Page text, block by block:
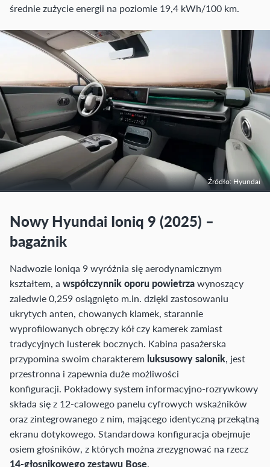
średnie zużycie energii na poziomie 19,4 kWh/100 km.
Źródło: Hyundai
Nowy Hyundai Ioniq 9 (2025) –
bagażnik
Nadwozie Ioniqa 9 wyróżnia się aerodynamicznym
kształtem, a współczynnik oporu powietrzawynoszący
zaledwie 0,259 osiągnięto m.in. dzięki zastosowaniu
ukrytych anten, chowanych klamek, starannie
wyprofilowanych obręczy kół czy kamerek zamiast
tradycyjnych lusterek bocznych. Kabina pasażerska
przypomina swoim charakterem luksusowy salonik, jest
przestronna i zapewnia duże możliwości
konfiguracji. Pokładowy system informacyjno-rozrywkowy
składa się z 12-calowego panelu cyfrowych wskaźników
oraz zintegrowanego z nim, mającego identyczną przekątną
ekranu dotykowego. Standardowa konfiguracja obejmuje
osiem głośników, z których można zrezygnować na rzecz
14-głosnikowego zestawu Bose.